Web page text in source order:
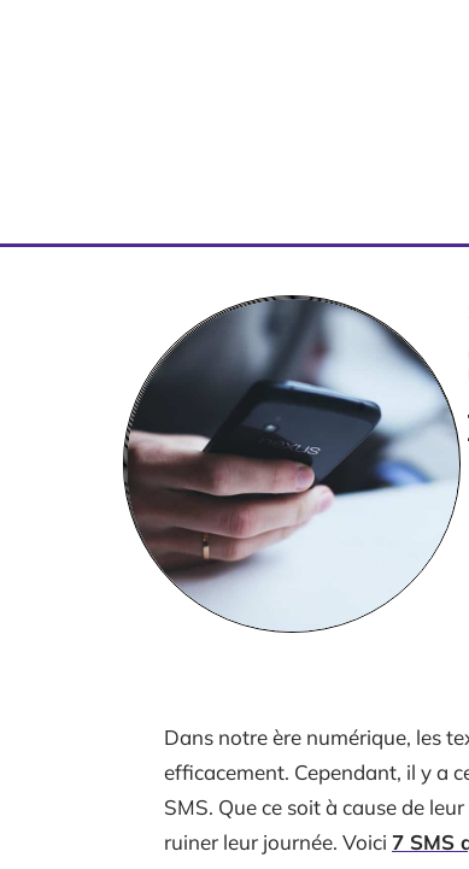
Dans notre ère numérique, les
efficacement. Cependant, il y a
SMS. Que ce soit à cause de
ruiner leur journée. Voici 7 SMS